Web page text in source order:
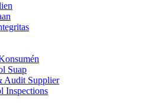
Suap
Audit Supplier
Inspections